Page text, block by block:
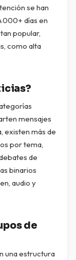
se han
días en
popular,
como alta
mensajes
existen más de
por tema,
de
binarios
audio y
de
una estructura